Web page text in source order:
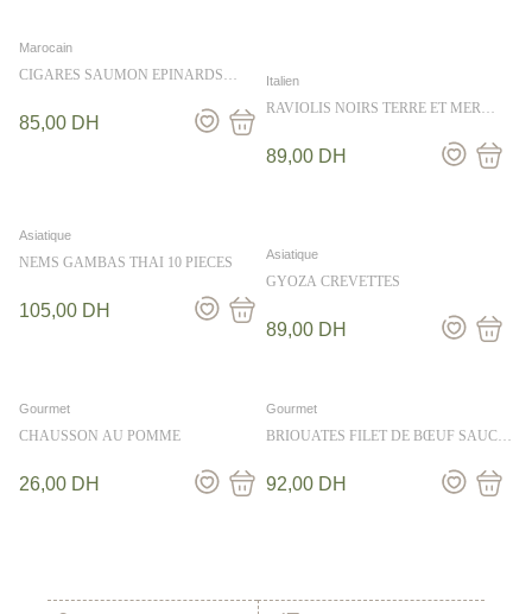
Marocain
CIGARES SAUMON EPINARDS
85,00 DH
Italien
RAVIOLIS NOIRS TERRE ET MER
89,00 DH
Asiatique
NEMS GAMBAS THAI 10 PIECES
105,00 DH
Asiatique
GYOZA CREVETTES
89,00 DH
Gourmet
CHAUSSON AU POMME
26,00 DH
Gourmet
BRIOUATES FILET DE BŒUF SAUCE
92,00 DH